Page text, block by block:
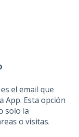
el email que
App. Esta opción
solo la
o visitas.